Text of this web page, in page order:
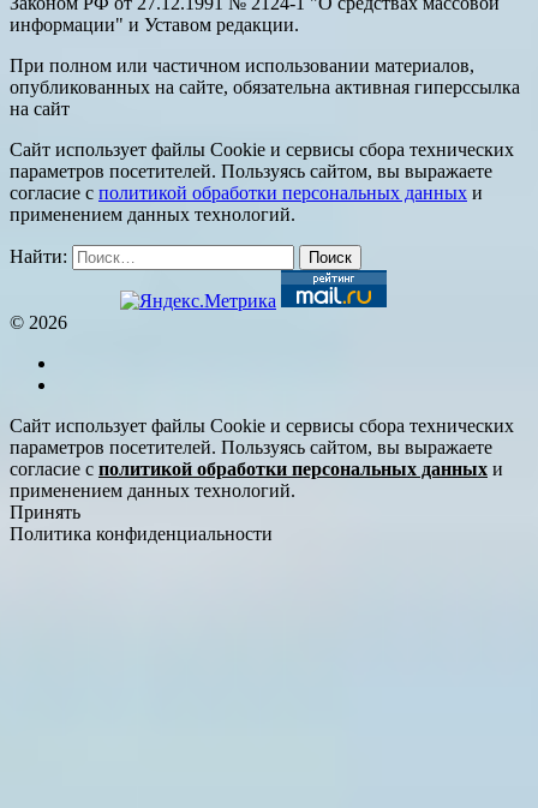
информации" и Уставом редакции.
При полном или частичном использовании материалов,
опубликованных на сайте, обязательна активная гиперссылка
на сайт
Сайт использует файлы Cookie и сервисы сбора технических
параметров посетителей. Пользуясь сайтом, вы выражаете
согласие с политикой обработки персональных данных и
применением данных технологий.
Найти:
© 2026
Сайт использует файлы Cookie и сервисы сбора технических
параметров посетителей. Пользуясь сайтом, вы выражаете
согласие с политикой обработки персональных данных и
применением данных технологий.
Принять
Политика конфиденциальности